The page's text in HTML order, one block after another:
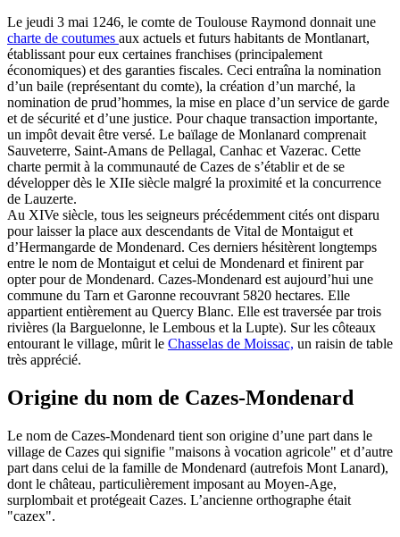
Le jeudi 3 mai 1246, le comte de Toulouse Raymond donnait une
charte de coutumes aux actuels et futurs habitants de Montlanart,
établissant pour eux certaines franchises (principalement
économiques) et des garanties fiscales. Ceci entraîna la nomination
d’un baile (représentant du comte), la création d’un marché, la
nomination de prud’hommes, la mise en place d’un service de garde
et de sécurité et d’une justice. Pour chaque transaction importante,
un impôt devait être versé. Le baïlage de Monlanard comprenait
Sauveterre, Saint-Amans de Pellagal, Canhac et Vazerac. Cette
charte permit à la communauté de Cazes de s’établir et de se
développer dès le XIIe siècle malgré la proximité et la concurrence
de Lauzerte.
Au XIVe siècle, tous les seigneurs précédemment cités ont disparu
pour laisser la place aux descendants de Vital de Montaigut et
d’Hermangarde de Mondenard. Ces derniers hésitèrent longtemps
entre le nom de Montaigut et celui de Mondenard et finirent par
opter pour de Mondenard. Cazes-Mondenard est aujourd’hui une
commune du Tarn et Garonne recouvrant 5820 hectares. Elle
appartient entièrement au Quercy Blanc. Elle est traversée par trois
rivières (la Barguelonne, le Lembous et la Lupte). Sur les côteaux
entourant le village, mûrit le Chasselas de Moissac, un raisin de table
très apprécié.
Origine du nom de Cazes-Mondenard
Le nom de Cazes-Mondenard tient son origine d’une part dans le
village de Cazes qui signifie "maisons à vocation agricole" et d’autre
part dans celui de la famille de Mondenard (autrefois Mont Lanard),
dont le château, particulièrement imposant au Moyen-Age,
surplombait et protégeait Cazes. L’ancienne orthographe était
"cazex".